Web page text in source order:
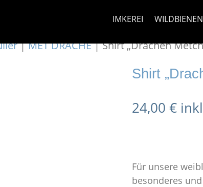
IMKEREI WILDBIENEN
|MET DRACHE| Shirt „Drachen
Shirt
24,00 €
Für unsere
besonderes